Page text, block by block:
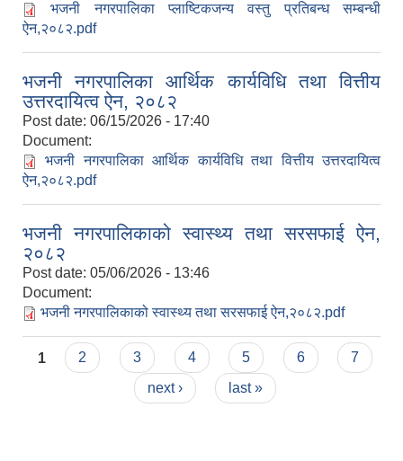
भजनी नगरपालिका प्लाष्टिकजन्य वस्तु प्रतिबन्ध सम्बन्धी
ऐन,२०८२.pdf
भजनी नगरपालिका आर्थिक कार्यविधि तथा वित्तीय
उत्तरदायित्व ऐन, २०८२
Post date: 06/15/2026 - 17:40
Document:
भजनी नगरपालिका आर्थिक कार्यविधि तथा वित्तीय उत्तरदायित्व
ऐन,२०८२.pdf
भजनी नगरपालिकाको स्वास्थ्य तथा सरसफाई ऐन,
२०८२
Post date: 05/06/2026 - 13:46
Document:
भजनी नगरपालिकाको स्वास्थ्य तथा सरसफाई ऐन,२०८२.pdf
Pages
1 2 3 4 5 6
7
next ›
last »